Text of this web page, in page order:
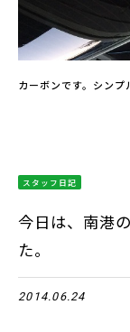
カーボンです。シンプ
スタッフ日記
今日は、南港
た。
2014.06.24